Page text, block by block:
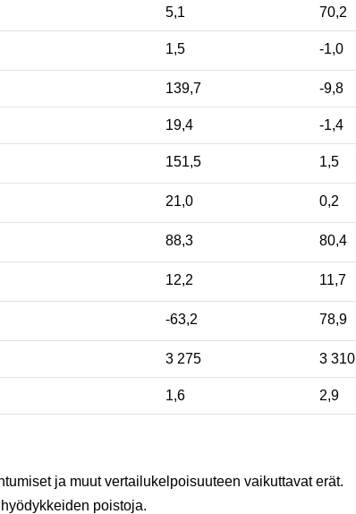
5,1 70,2
1,5 -1,0
139,7 -9,8
19,4 -1,4
151,5 1,5
21,0 0,2
88,3 80,4
12,2 11,7
-63,2 78,9
3 275 3 310
1,6 2,9
ja muut vertailukelpoisuuteen vaikuttavat erät.
poistoja.